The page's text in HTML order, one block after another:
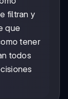
filtran y
que
tener
todos